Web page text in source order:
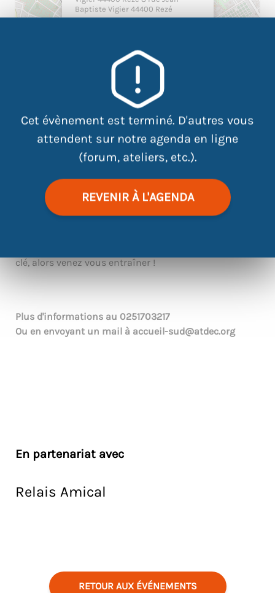
Cet évènement est terminé. D'autres vous
attendent sur notre agenda en ligne
(forum, ateliers, etc.).
REVENIR À L'AGENDA
Baptiste Vigier 44400 Rezé
clé, alors venez vous entraîner !
Plus d'informations au 0251703217
Ou en envoyant un mail à accueil-sud@atdec.org
En partenariat avec
Relais Amical
RETOUR AUX ÉVÉNEMENTS